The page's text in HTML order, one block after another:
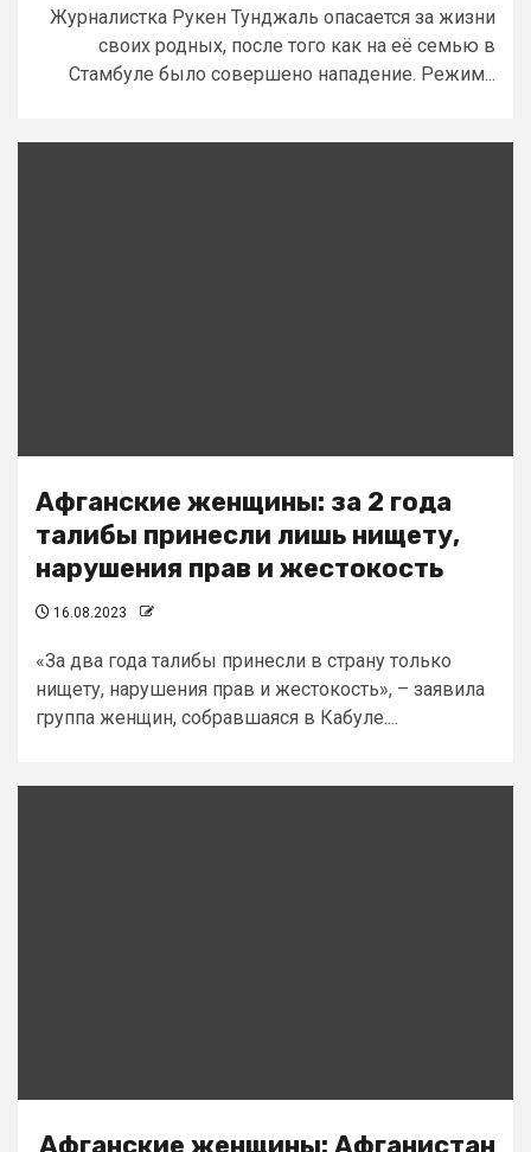
Журналистка Рукен Тунджаль опасается за жизни
своих родных, после того как на её семью в
Стамбуле было совершено нападение. Режим...
Афганские женщины: за 2 года
талибы принесли лишь нищету,
нарушения прав и жестокость
16.08.2023
«За два года талибы принесли в страну только
нищету, нарушения прав и жестокость», – заявила
группа женщин, собравшаяся в Кабуле....
Афганские женщины: Афганистан